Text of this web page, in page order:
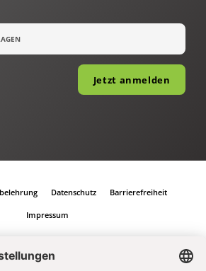
Jetzt anmelden
Datenschutz Barrierefreiheit
Impressum